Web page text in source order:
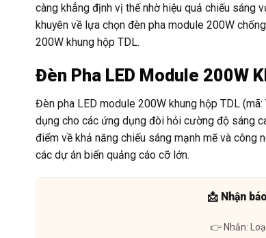
càng khẳng định vị thế nhờ hiệu quả chiếu sáng
khuyên về lựa chọn đèn pha module 200W
200W khung hộp TDL.
Đèn Pha LED Module 200W
Đèn pha LED module 200W khung hộp TDL
dụng cho các ứng dụng đòi hỏi cường độ sáng
điểm về khả năng chiếu sáng mạnh mẽ và công
các dự án biển quảng cáo cỡ lớn.
📩 Nhận
👉 Nhắn: